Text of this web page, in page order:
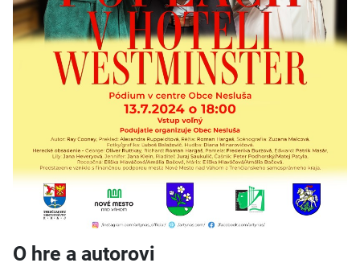
O hre a autorovi